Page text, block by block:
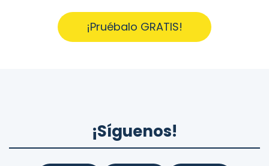
¡Pruébalo GRATIS!
¡Síguenos!